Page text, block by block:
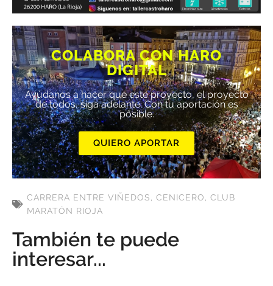
COLABORA CON HARO
DIGITAL
Ayúdanos a hacer que este proyecto, el proyecto
de todos, siga adelante. Con tu aportación es
posible.
QUIERO APORTAR
CARRERA ENTRE VIÑEDOS, CENICERO, CLUB
MARATÓN RIOJA
También te puede
interesar...